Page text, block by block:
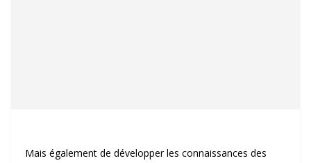
Mais également de développer les connaissances des